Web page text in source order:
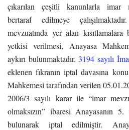
çıkarılan çeşitli kanunlarla imar
bertaraf edilmeye
mevzuatında yer alan kısıtlamalara
yetkisi verilmesi, Anayasa
aykırı bulunmaktadır. 3194 sayılı
eklenen fıkranın iptal davasına
Mahkemesi tarafından verilen
2006/3 sayılı karar ile “imar
olmaksızın” ibaresi Anayasanın
bulunarak iptal edilmiştir.